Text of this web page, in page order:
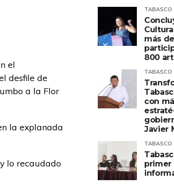
el
desfile de
a la Flor
la explanada
lo recaudado
TABASCO
más
800
TABASCO
con
Javier
TABASCO
primer